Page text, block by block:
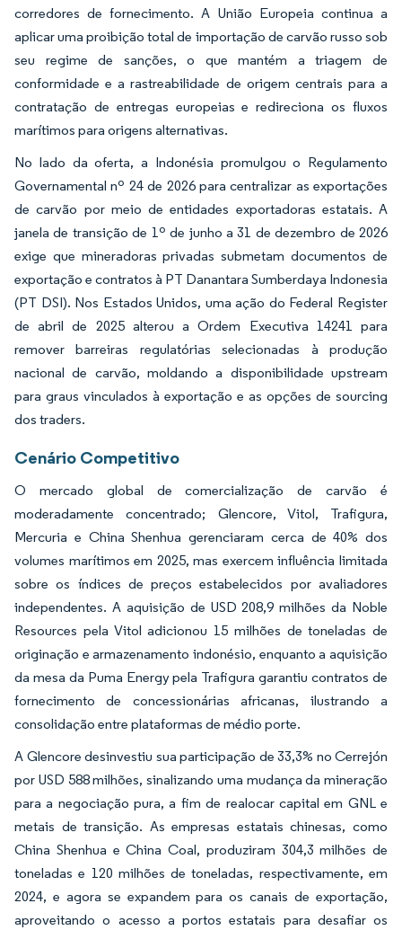
corredores de fornecimento. A União Europeia continua a
aplicar uma proibição total de importação de carvão russo sob
seu regime de sanções, o que mantém a triagem de
conformidade e a rastreabilidade de origem centrais para a
contratação de entregas europeias e redireciona os fluxos
marítimos para origens alternativas.
No lado da oferta, a Indonésia promulgou o Regulamento
Governamental nº 24 de 2026 para centralizar as exportações
de carvão por meio de entidades exportadoras estatais. A
janela de transição de 1º de junho a 31 de dezembro de 2026
exige que mineradoras privadas submetam documentos de
exportação e contratos à PT Danantara Sumberdaya Indonesia
(PT DSI). Nos Estados Unidos, uma ação do Federal Register
de abril de 2025 alterou a Ordem Executiva 14241 para
remover barreiras regulatórias selecionadas à produção
nacional de carvão, moldando a disponibilidade upstream
para graus vinculados à exportação e as opções de sourcing
dos traders.
Cenário Competitivo
O mercado global de comercialização de carvão é
moderadamente concentrado; Glencore, Vitol, Trafigura,
Mercuria e China Shenhua gerenciaram cerca de 40% dos
volumes marítimos em 2025, mas exercem influência limitada
sobre os índices de preços estabelecidos por avaliadores
independentes. A aquisição de USD 208,9 milhões da Noble
Resources pela Vitol adicionou 15 milhões de toneladas de
originação e armazenamento indonésio, enquanto a aquisição
da mesa da Puma Energy pela Trafigura garantiu contratos de
fornecimento de concessionárias africanas, ilustrando a
consolidação entre plataformas de médio porte.
A Glencore desinvestiu sua participação de 33,3% no Cerrejón
por USD 588 milhões, sinalizando uma mudança da mineração
para a negociação pura, a fim de realocar capital em GNL e
metais de transição. As empresas estatais chinesas, como
China Shenhua e China Coal, produziram 304,3 milhões de
toneladas e 120 milhões de toneladas, respectivamente, em
2024, e agora se expandem para os canais de exportação,
aproveitando o acesso a portos estatais para desafiar os